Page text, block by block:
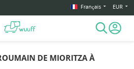
Français EUR
DE MIORITZA À